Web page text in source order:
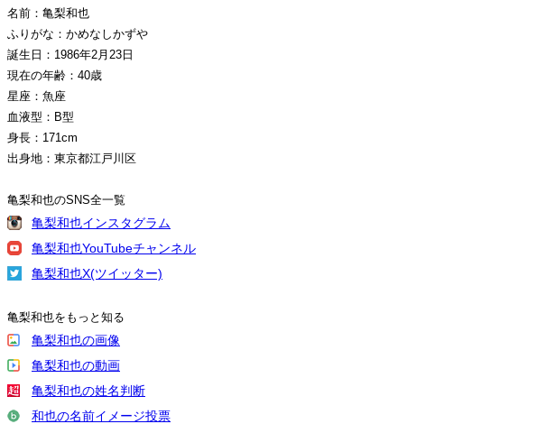
名前：亀梨和也
ふりがな：かめなしかずや
誕生日：1986年2月23日
現在の年齢：40歳
星座：魚座
血液型：B型
身長：171cm
出身地：東京都江戸川区
亀梨和也のSNS全一覧
亀梨和也インスタグラム
亀梨和也YouTubeチャンネル
亀梨和也X(ツイッター)
亀梨和也をもっと知る
亀梨和也の画像
亀梨和也の動画
亀梨和也の姓名判断
和也の名前イメージ投票